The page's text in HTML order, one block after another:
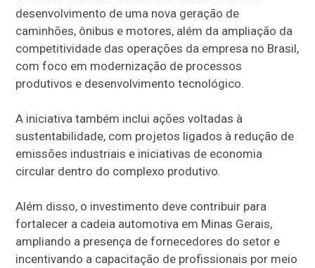
desenvolvimento de uma nova geração de
caminhões, ônibus e motores, além da ampliação da
competitividade das operações da empresa no Brasil,
com foco em modernização de processos
produtivos e desenvolvimento tecnológico.
A iniciativa também inclui ações voltadas à
sustentabilidade, com projetos ligados à redução de
emissões industriais e iniciativas de economia
circular dentro do complexo produtivo.
Além disso, o investimento deve contribuir para
fortalecer a cadeia automotiva em Minas Gerais,
ampliando a presença de fornecedores do setor e
incentivando a capacitação de profissionais por meio